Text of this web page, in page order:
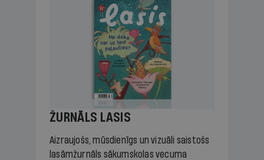
ŽURNĀLS LASIS
Aizraujošs, mūsdienīgs un vizuāli saistošs
lasāmžurnāls sākumskolas vecuma